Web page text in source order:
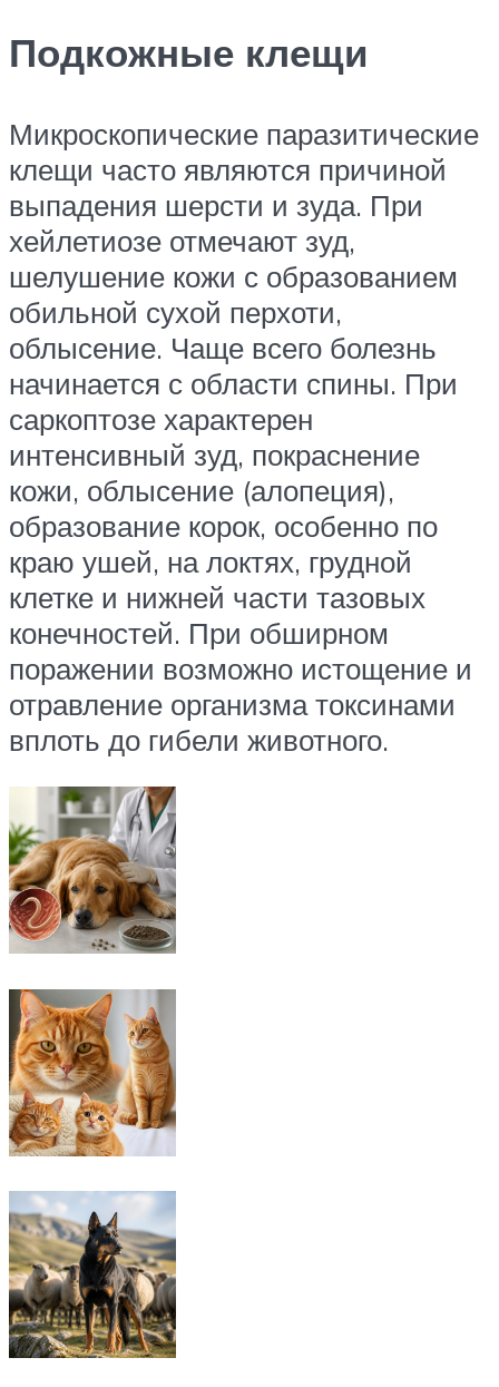
Подкожные клещи
Микроскопические паразитические
клещи часто являются причиной
выпадения шерсти и зуда. При
хейлетиозе отмечают зуд,
шелушение кожи с образованием
обильной сухой перхоти,
облысение. Чаще всего болезнь
начинается с области спины. При
саркоптозе характерен
интенсивный зуд, покраснение
кожи, облысение (алопеция),
образование корок, особенно по
краю ушей, на локтях, грудной
клетке и нижней части тазовых
конечностей. При обширном
поражении возможно истощение и
отравление организма токсинами
вплоть до гибели животного.